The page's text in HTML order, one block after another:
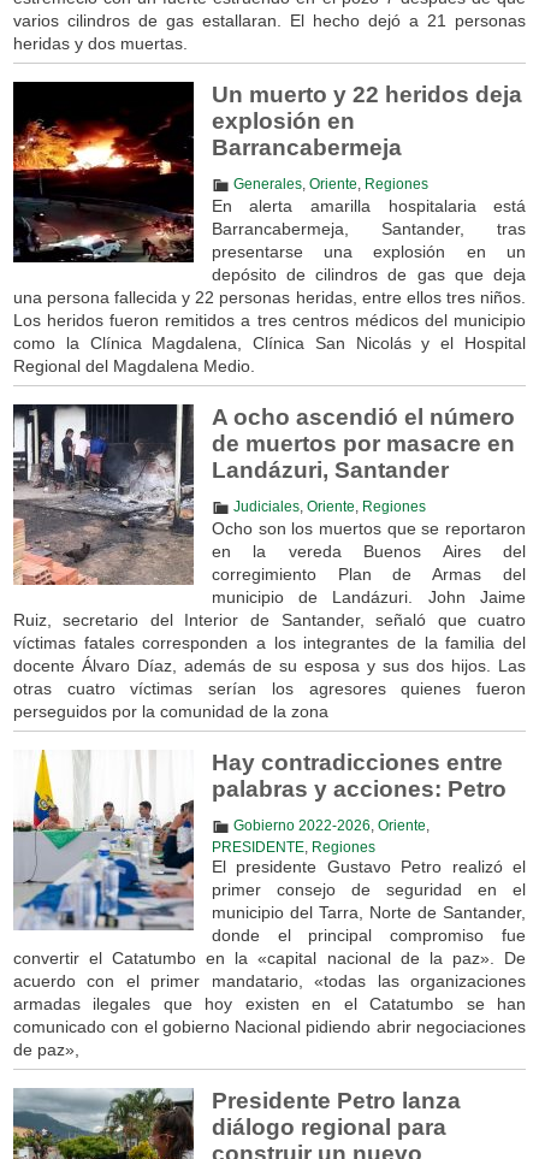
varios cilindros de gas estallaran. El hecho dejó a 21 personas
heridas y dos muertas.
Un muerto y 22 heridos deja
explosión en
Barrancabermeja
Generales, Oriente Regiones
En alerta amarilla hospitalaria está
Barrancabermeja, Santander, tras
presentarse una explosión en un
depósito de cilindros de gas que deja
una persona fallecida y 22 personas heridas, entre ellos tres niños.
Los heridos fueron remitidos a tres centros médicos del municipio
como la Clínica Magdalena, Clínica San Nicolás y el Hospital
Regional del Magdalena Medio.
A ocho ascendió el número
de muertos por masacre en
Landázuri, Santander
Judiciales, Oriente Regiones
Ocho son los muertos que se reportaron
en la vereda Buenos Aires del
corregimiento Plan de Armas del
municipio de Landázuri. John Jaime
Ruiz, secretario del Interior de Santander, señaló que cuatro
víctimas fatales corresponden a los integrantes de la familia del
docente Álvaro Díaz, además de su esposa y sus dos hijos. Las
otras cuatro víctimas serían los agresores quienes fueron
perseguidos por la comunidad de la zona
Hay contradicciones entre
palabras y acciones: Petro
Gobierno 2022-2026 Oriente
PRESIDENTE, Regiones
El presidente Gustavo Petro realizó el
primer consejo de seguridad en el
municipio del Tarra, Norte de Santander,
donde el principal compromiso fue
convertir el Catatumbo en la «capital nacional de la paz». De
acuerdo con el primer mandatario, «todas las organizaciones
armadas ilegales que hoy existen en el Catatumbo se han
comunicado con el gobierno Nacional pidiendo abrir negociaciones
de paz»,
Presidente Petro lanza
diálogo regional para
construir un nuevo